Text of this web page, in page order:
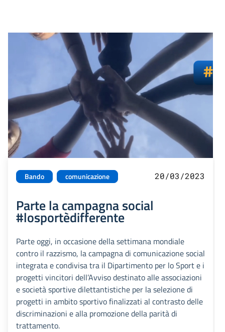
Bando comunicazione 20/03/2023
Parte la campagna social
#losportèdifferente
Parte oggi, in occasione della settimana mondiale
contro il razzismo, la campagna di comunicazione social
integrata e condivisa tra il Dipartimento per lo Sport e i
progetti vincitori dell’Avviso destinato alle associazioni
e società sportive dilettantistiche per la selezione di
progetti in ambito sportivo finalizzati al contrasto delle
discriminazioni e alla promozione della parità di
trattamento.